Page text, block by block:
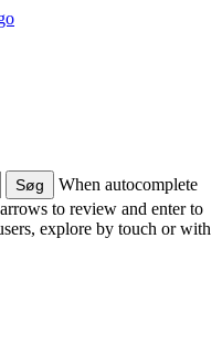
When autocomplete
to review and enter to
explore by touch or with